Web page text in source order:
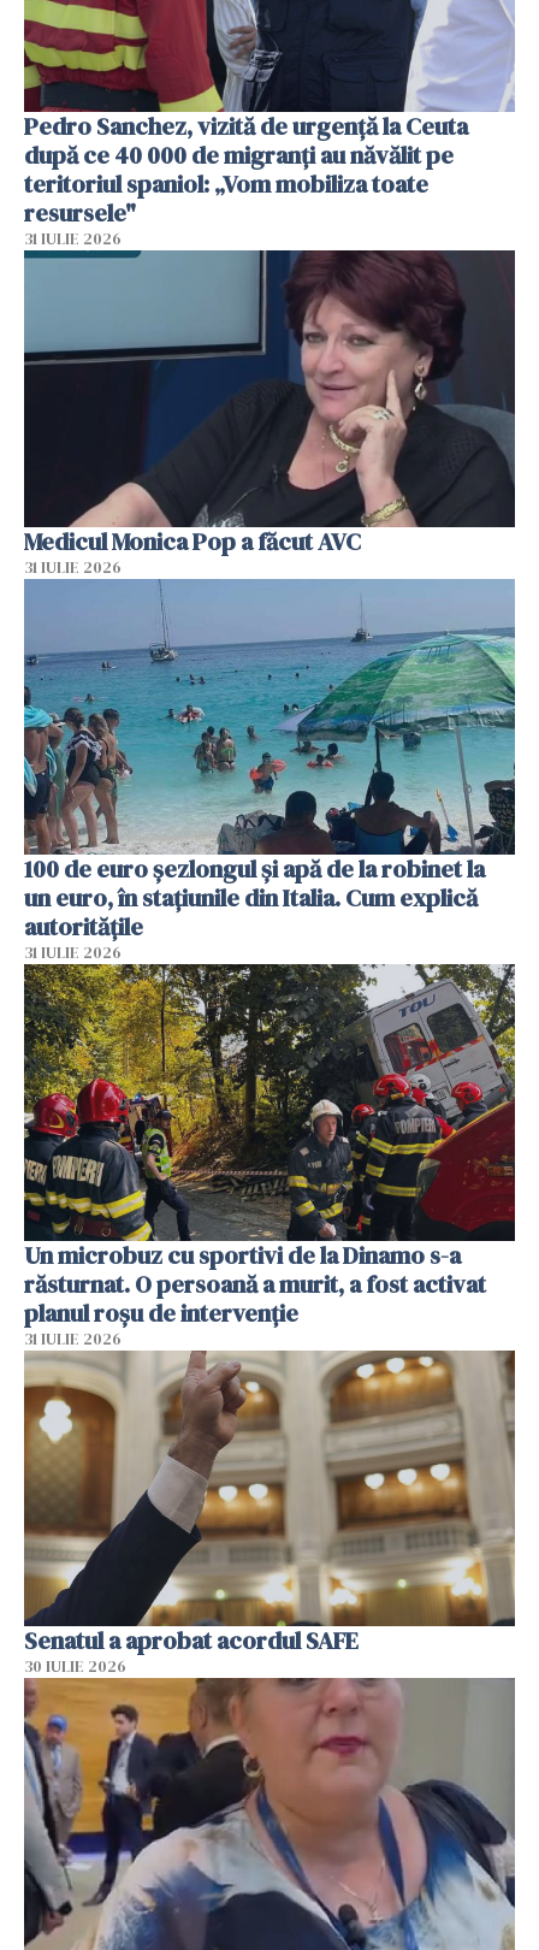
Pedro Sanchez, vizită de urgență la Ceuta
după ce 40 000 de migranți au năvălit pe
teritoriul spaniol: „Vom mobiliza toate
resursele"
31 IULIE 2026
Medicul Monica Pop a făcut AVC
31 IULIE 2026
100 de euro șezlongul și apă de la robinet la
un euro, în stațiunile din Italia. Cum explică
autoritățile
31 IULIE 2026
Un microbuz cu sportivi de la Dinamo s-a
răsturnat. O persoană a murit, a fost activat
planul roșu de intervenție
31 IULIE 2026
Senatul a aprobat acordul SAFE
30 IULIE 2026